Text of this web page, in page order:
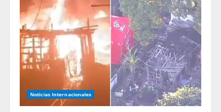
Noticias Internacionales